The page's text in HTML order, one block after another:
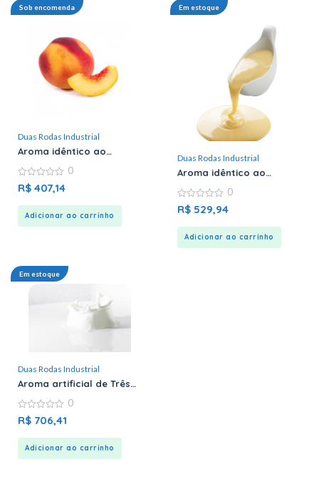
Sob encomenda
Duas Rodas Industrial
Aroma idêntico ao
Duas Rodas
0
out
0
R$ 407,14
Adicionar ao carrinho
Em estoque
Duas Rodas Industrial
Aroma idêntico ao
Condensado – Duas
Rodas
0
out
0
R$ 529,94
Adicionar ao carrinho
Em estoque
Duas Rodas Industrial
Aroma artificial de Três
0
out
0
R$ 706,41
Adicionar ao carrinho